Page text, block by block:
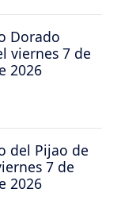
Dorado
viernes 7 de
2026
del Pijao de
7 de
2026